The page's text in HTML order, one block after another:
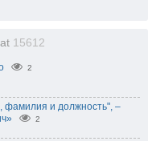
15612
2
фамилия и должность", –
2